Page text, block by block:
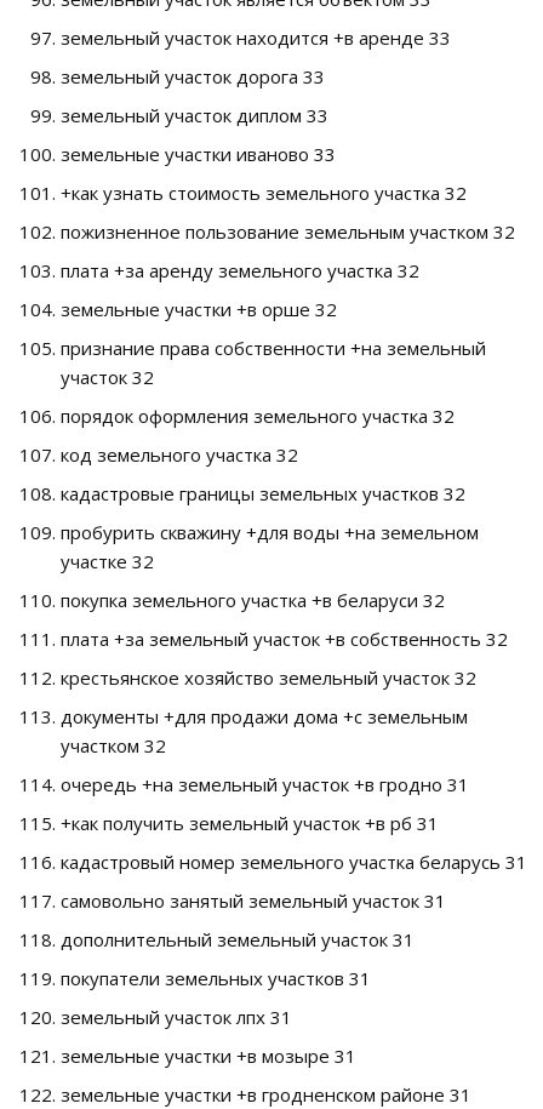
земельный участок находится +в аренде 33
земельный участок дорога 33
земельный участок диплом 33
земельные участки иваново 33
+как узнать стоимость земельного участка 32
пожизненное пользование земельным участком 32
плата +за аренду земельного участка 32
земельные участки +в орше 32
признание права собственности +на земельный
участок 32
порядок оформления земельного участка 32
код земельного участка 32
кадастровые границы земельных участков 32
пробурить скважину +для воды +на земельном
участке 32
покупка земельного участка +в беларуси 32
плата +за земельный участок +в собственность 32
крестьянское хозяйство земельный участок 32
документы +для продажи дома +с земельным
участком 32
очередь +на земельный участок +в гродно 31
+как получить земельный участок +в рб 31
кадастровый номер земельного участка беларусь 31
самовольно занятый земельный участок 31
дополнительный земельный участок 31
покупатели земельных участков 31
земельный участок лпх 31
земельные участки +в мозыре 31
земельные участки +в гродненском районе 31